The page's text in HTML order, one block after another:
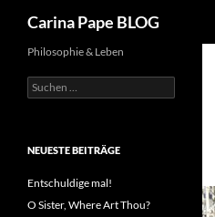
Carina Pape BLOG
Philosophie & Leben
Suchen
nach:
NEUESTE BEITRÄGE
Entschuldige mal!
O Sister, Where Art Thou?